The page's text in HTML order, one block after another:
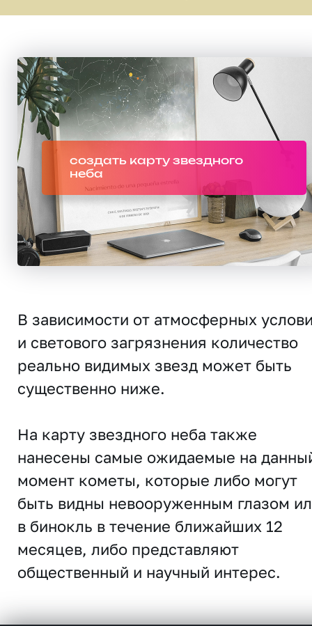
создать карту звездного
неба
В зависимости от атмосферных
и светового загрязнения количество
реально видимых звезд может быть
существенно ниже.
На карту звездного неба также
нанесены самые ожидаемые на
момент кометы, которые либо могут
быть видны невооруженным глазом
в бинокль в течение ближайших 12
месяцев, либо представляют
общественный и научный интерес.